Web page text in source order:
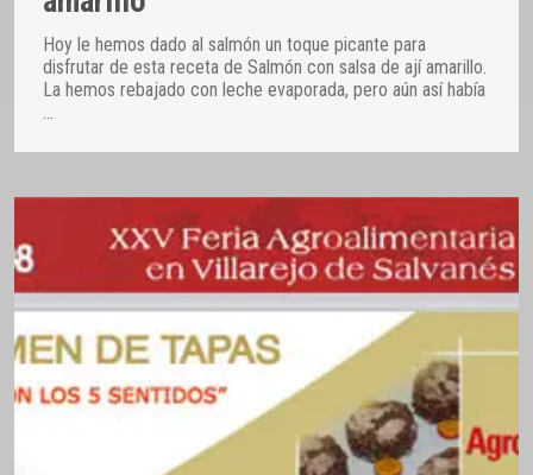
Hoy le hemos dado al salmón un toque picante para
disfrutar de esta receta de Salmón con salsa de ají amarillo.
La hemos rebajado con leche evaporada, pero aún así había
…